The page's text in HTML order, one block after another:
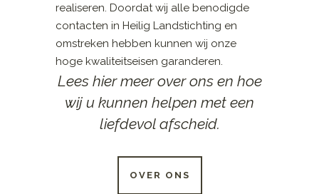
realiseren. Doordat wij alle benodigde
contacten in Heilig Landstichting en
omstreken hebben kunnen wij onze
hoge kwaliteitseisen garanderen.
Lees hier meer over ons en hoe
wij u kunnen helpen met een
liefdevol afscheid.
OVER ONS